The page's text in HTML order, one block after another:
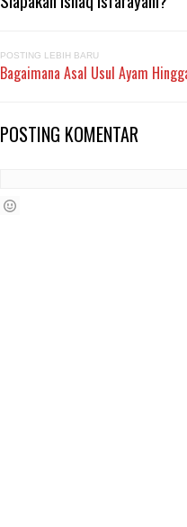
POSTING LEBIH BARU
Bagaimana Asal Usul Ayam
POSTING KOMENTAR